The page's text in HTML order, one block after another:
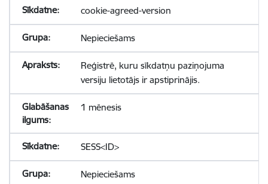
cookie-agreed-version
Nepieciešams
Reģistrē, kuru sīkdatņu paziņojuma
versiju lietotājs ir apstiprinājis.
1 mēnesis
SESS<ID>
Nepieciešams